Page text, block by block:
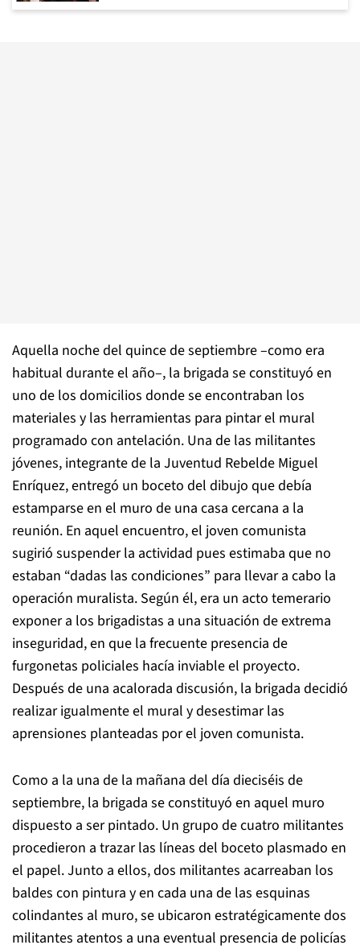
Aquella noche del quince de septiembre –como era
habitual durante el año–, la brigada se constituyó en
uno de los domicilios donde se encontraban los
materiales y las herramientas para pintar el mural
programado con antelación. Una de las militantes
jóvenes, integrante de la Juventud Rebelde Miguel
Enríquez, entregó un boceto del dibujo que debía
estamparse en el muro de una casa cercana a la
reunión. En aquel encuentro, el joven comunista
sugirió suspender la actividad pues estimaba que no
estaban “dadas las condiciones” para llevar a cabo la
operación muralista. Según él, era un acto temerario
exponer a los brigadistas a una situación de extrema
inseguridad, en que la frecuente presencia de
furgonetas policiales hacía inviable el proyecto.
Después de una acalorada discusión, la brigada decidió
realizar igualmente el mural y desestimar las
aprensiones planteadas por el joven comunista.
Como a la una de la mañana del día dieciséis de
septiembre, la brigada se constituyó en aquel muro
dispuesto a ser pintado. Un grupo de cuatro militantes
procedieron a trazar las líneas del boceto plasmado en
el papel. Junto a ellos, dos militantes acarreaban los
baldes con pintura y en cada una de las esquinas
colindantes al muro, se ubicaron estratégicamente dos
militantes atentos a una eventual presencia de policías